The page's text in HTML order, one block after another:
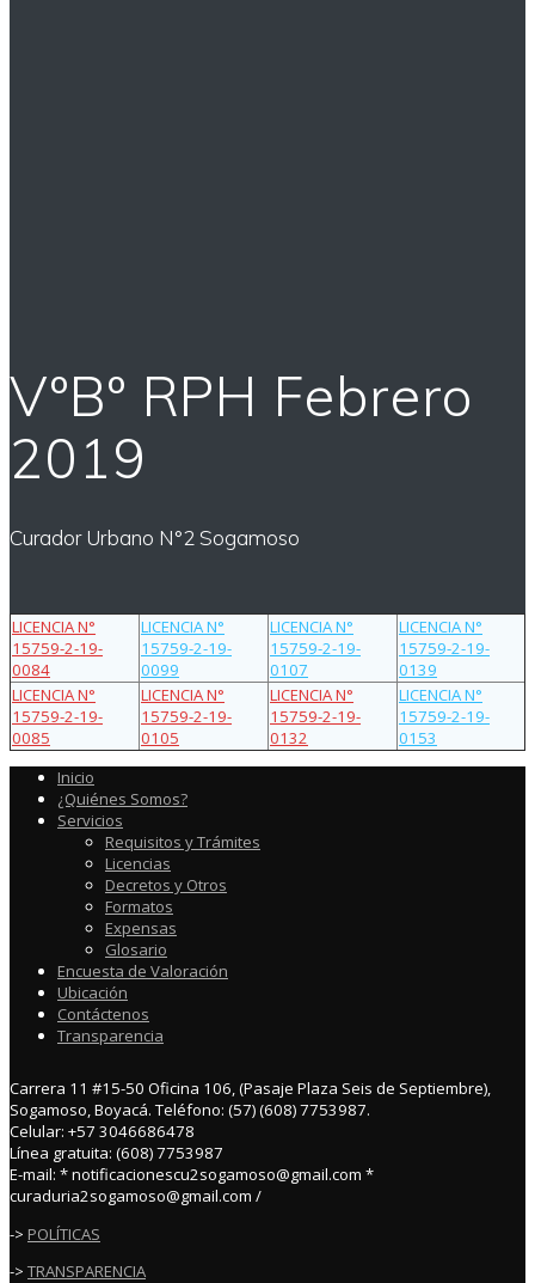
VºBº RPH Febrero
2019
Curador Urbano N°2 Sogamoso
LICENCIA N°
15759-2-19-
0084
LICENCIA N°
15759-2-19-
0099
LICENCIA N°
15759-2-19-
0107
LICENCIA N°
15759-2-19-
0139
LICENCIA N°
15759-2-19-
0085
LICENCIA N°
15759-2-19-
0105
LICENCIA N°
15759-2-19-
0132
LICENCIA N°
15759-2-19-
0153
Inicio
¿Quiénes Somos?
Servicios
Requisitos y Trámites
Licencias
Decretos y Otros
Formatos
Expensas
Glosario
Encuesta de Valoración
Ubicación
Contáctenos
Transparencia
Carrera 11 #15-50 Oficina 106, (Pasaje Plaza Seis de Septiembre),
Sogamoso, Boyacá. Teléfono: (57) (608) 7753987.
Celular: +57 3046686478
Línea gratuita: (608) 7753987
E-mail: * notificacionescu2sogamoso@gmail.com *
curaduria2sogamoso@gmail.com /
-> POLÍTICAS
-> TRANSPARENCIA